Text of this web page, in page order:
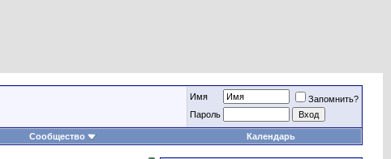
Имя
Запомнить?
Пароль
Сообщество Календарь